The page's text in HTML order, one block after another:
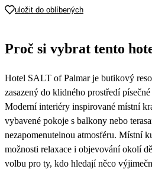
17
73 369
18
61 659
64 789 56 209 52 939 64 989
55 439
uložit do oblíbených
Proč si vybrat tento
Hotel SALT of Palmar je butikový
zasazený do klidného prostředí
Moderní interiéry inspirované místní
vybavené pokoje s balkony nebo
nezapomenutelnou atmosféru. Místní
možnosti relaxace i objevování okolí
volbu pro ty, kdo hledají něco